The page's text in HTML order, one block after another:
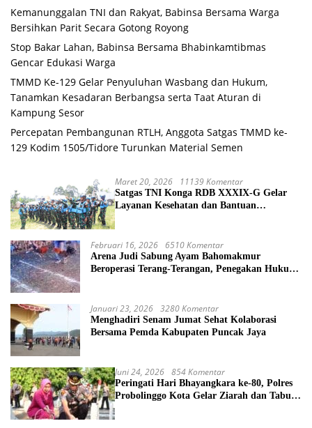
Kemanunggalan TNI dan Rakyat, Babinsa Bersama Warga
Bersihkan Parit Secara Gotong Royong
Stop Bakar Lahan, Babinsa Bersama Bhabinkamtibmas
Gencar Edukasi Warga
TMMD Ke-129 Gelar Penyuluhan Wasbang dan Hukum,
Tanamkan Kesadaran Berbangsa serta Taat Aturan di
Kampung Sesor
Percepatan Pembangunan RTLH, Anggota Satgas TMMD ke-
129 Kodim 1505/Tidore Turunkan Material Semen
Maret 20, 2026 11139 Komentar
Satgas TNI Konga RDB XXXIX-G Gelar
Layanan Kesehatan dan Bantuan
Februari 16, 2026 6510 Komentar
Arena Judi Sabung Ayam Bahomakmur
Beroperasi Terang-Terangan, Penegakan Hukum
Januari 23, 2026 3280 Komentar
Menghadiri Senam Jumat Sehat Kolaborasi
Bersama Pemda Kabupaten Puncak Jaya
Juni 24, 2026 854 Komentar
Peringati Hari Bhayangkara ke-80, Polres
Probolinggo Kota Gelar Ziarah dan Tabur